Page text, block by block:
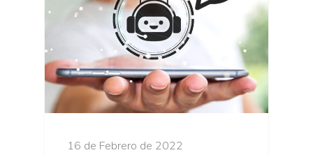
16 de Febrero de 2022